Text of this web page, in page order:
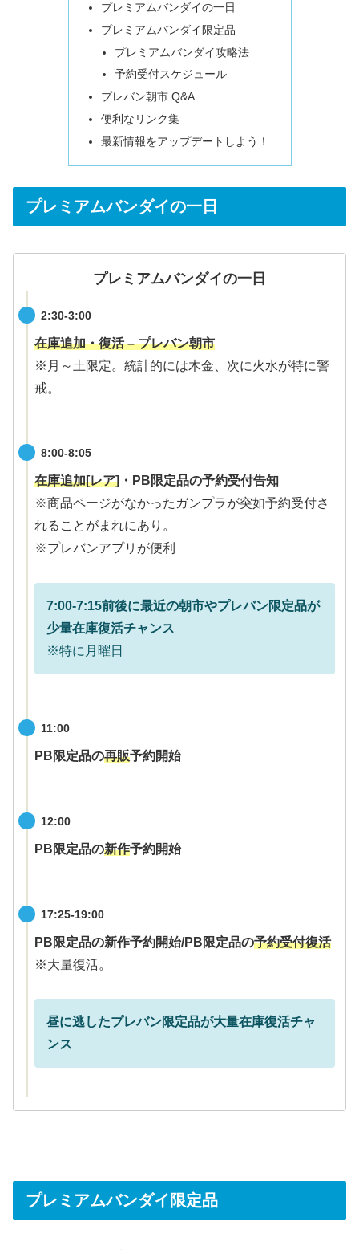
プレミアムバンダイの一日
プレミアムバンダイ限定品
プレミアムバンダイ攻略法
予約受付スケジュール
プレバン朝市 Q&A
便利なリンク集
最新情報をアップデートしよう！
プレミアムバンダイの一日
プレミアムバンダイの一日
2:30-3:00
在庫追加・復活 – プレバン朝市
※月～土限定。統計的には木金、次に火水が特に警
戒。
8:00-8:05
在庫追加[レア] ・PB限定品の予約受付告知
※商品ページがなかったガンプラが突如予約受付さ
れることがまれにあり。
※プレバンアプリが便利
7:00-7:15前後に最近の朝市やプレバン限定品が
少量在庫復活チャンス
※特に月曜日
11:00
PB限定品の再販予約開始
12:00
PB限定品の新作予約開始
17:25-19:00
PB限定品の新作予約開始/PB限定品の予約受付復活
※大量復活。
昼に逃したプレバン限定品が大量在庫復活チャ
ンス
プレミアムバンダイ限定品